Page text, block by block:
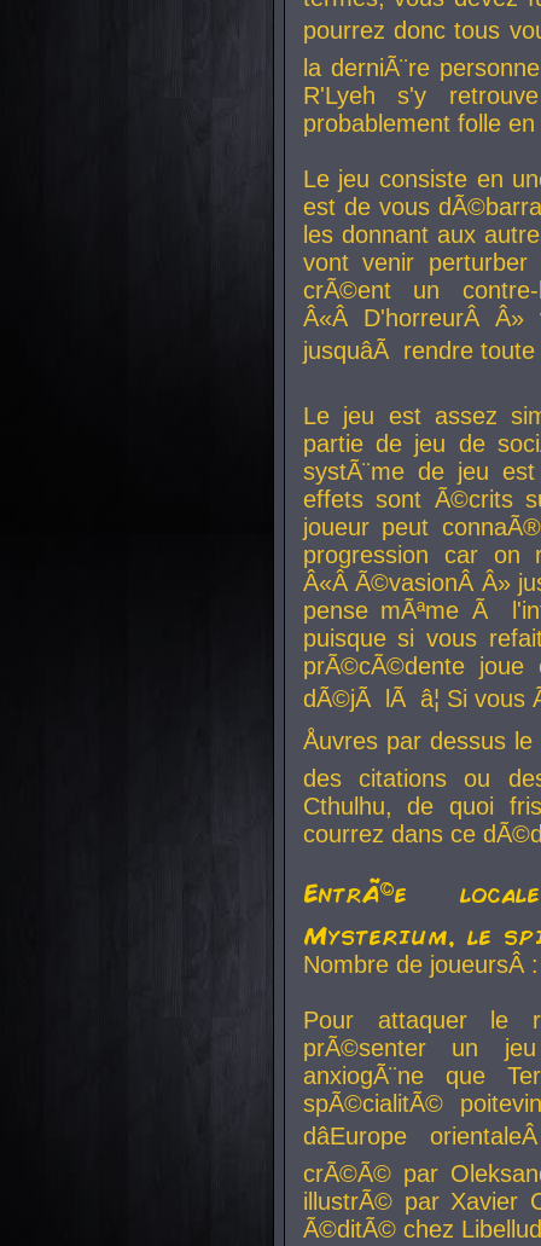
pourrez donc tous
la derniÃ¨re
R'Lyeh s'y
probablement folle
Le jeu consiste en
est de vous
les donnant aux
vont venir perturber
crÃ©ent un
Â«Â D'horreurÂ
jusquâÃ rendre
Le jeu est assez
partie de jeu de
systÃ¨me de jeu
effets sont Ã©crits
joueur peut
progression car
Â«Â Ã©vasionÂ Â»
pense mÃªme Ã
puisque si vous
prÃ©cÃ©dente
dÃ©jÃ lÃ â¦ Si vous
Åuvres par dessus
des citations ou
Cthulhu, de quoi
courrez dans ce
EntrÃ©e
Mysterium, le
Nombre de
Pour attaquer le
prÃ©senter un
anxiogÃ¨ne que
spÃ©cialitÃ©
dâEurope
crÃ©Ã© par
illustrÃ© par Xavier
Ã©ditÃ© chez